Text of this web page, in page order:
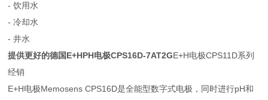
- 饮用水
- 冷却水
- 井水
提供更好的德国E+HPH电极CPS16D-7AT2GE+H电极CPS11D系列
经销
E+H电极Memosens CPS16D是全能型数字式电极，同时进行pH和